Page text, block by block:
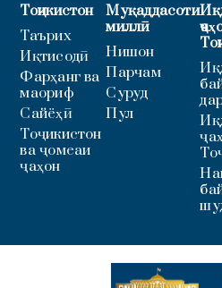
Тоҷикистон
Таърих
Иқтисодӣ
Фарҳанг ва
маориф
Сайёҳӣ
Тоҷикистон
ва ҷомеаи
ҷаҳон
Муқаддасоти
миллӣ
Нишон
Парчам
Суруд
Пул